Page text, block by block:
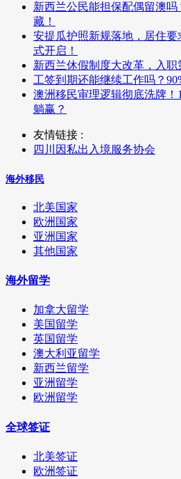
新西兰公民能担保配偶留澳
藏！
安提瓜护照新规落地，居住
式开启！
新西兰休假制度大改革，入职
工签到期还能继续工作吗？
澳洲移民审理逻辑彻底洗牌
躺赢？
友情链接 :
四川因私出入境服务协会
海外移民
北美国家
欧洲国家
亚洲国家
其他国家
海外留学
加拿大留学
美国留学
英国留学
澳大利亚留学
新西兰留学
亚洲留学
欧洲留学
全球签证
北美签证
欧洲签证